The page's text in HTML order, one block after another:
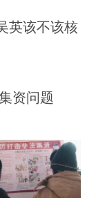
英该不该核
资问题